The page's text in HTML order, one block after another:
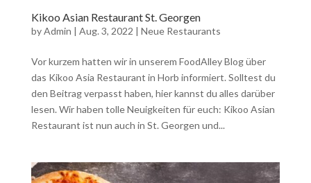
Kikoo Asian Restaurant St. Georgen
byAdmin | Aug. 3, 2022 | Neue Restaurants
Vor kurzem hatten wir in unserem FoodAlley Blog über
das Kikoo Asia Restaurant in Horb informiert. Solltest du
den Beitrag verpasst haben, hier kannst du alles darüber
lesen. Wir haben tolle Neuigkeiten für euch: Kikoo Asian
Restaurant ist nun auch in St. Georgen und...